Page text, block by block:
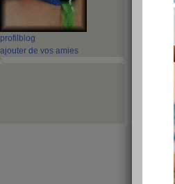
profil blog
ajouter de vos amies
‹